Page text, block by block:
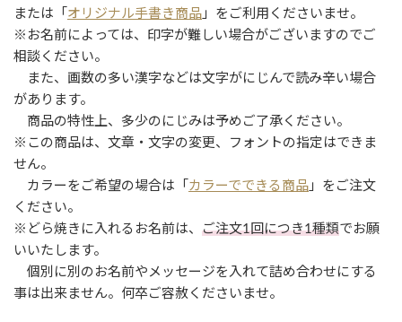
または「 オリジナル手書き商品 」をご利用くださいませ。
※お名前によっては、印字が難しい場合がございますのでご
相談ください。
また、画数の多い漢字などは文字がにじんで読み辛い場合
があります。
商品の特性上、多少のにじみは予めご了承ください。
※この商品は、文章・文字の変更、フォントの指定はできま
せん。
カラーをご希望の場合は「 カラーでできる商品 」をご注文
ください。
※どら焼きに入れるお名前は、 ご注文1回につき1種類でお願
いいたします。
個別に別のお名前やメッセージを入れて詰め合わせにする
事は出来ません。何卒ご容赦くださいませ。